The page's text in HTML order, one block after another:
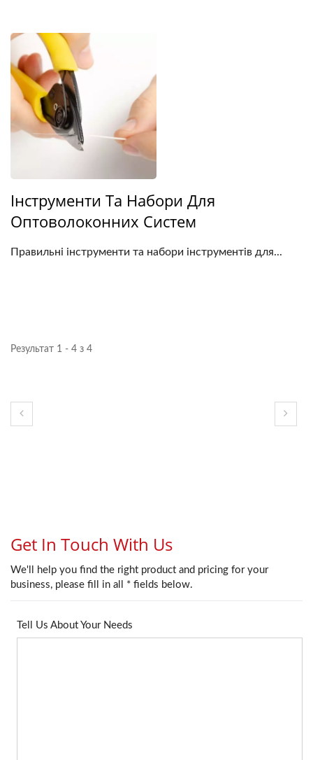
Інструменти Та Набори Для
Оптоволоконних Систем
Правильні інструменти та набори інструментів для...
Результат 1 - 4 з 4